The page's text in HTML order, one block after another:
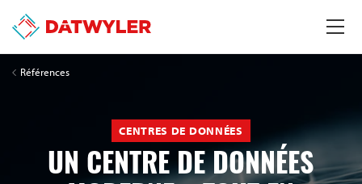
Références
CENTRES DE DONNÉES
UN CENTRE DE DONNÉES